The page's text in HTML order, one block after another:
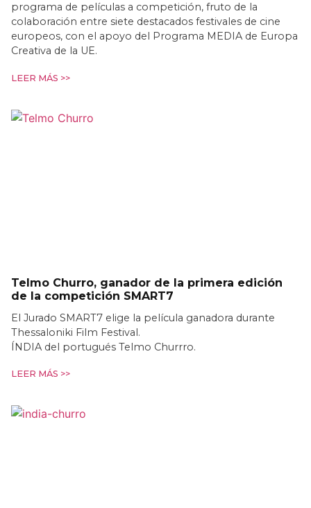
programa de películas a competición, fruto de la
colaboración entre siete destacados festivales de cine
europeos, con el apoyo del Programa MEDIA de Europa
Creativa de la UE.
LEER MÁS >>
Telmo Churro, ganador de la primera edición
de la competición SMART7
El Jurado SMART7 elige la película ganadora durante
Thessaloniki Film Festival.
ÍNDIA del portugués Telmo Churrro.
LEER MÁS >>